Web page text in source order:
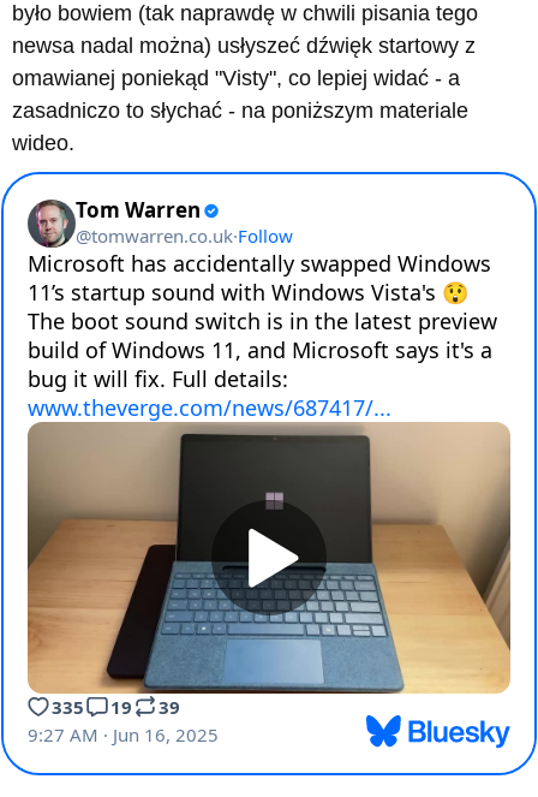
było bowiem (tak naprawdę w chwili pisania tego
newsa nadal można) usłyszeć dźwięk startowy z
omawianej poniekąd "Visty", co lepiej widać - a
zasadniczo to słychać - na poniższym materiale
wideo.